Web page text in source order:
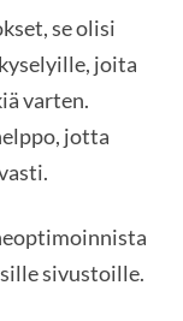
se olisi
joita
varten.
jotta
sivustoille.